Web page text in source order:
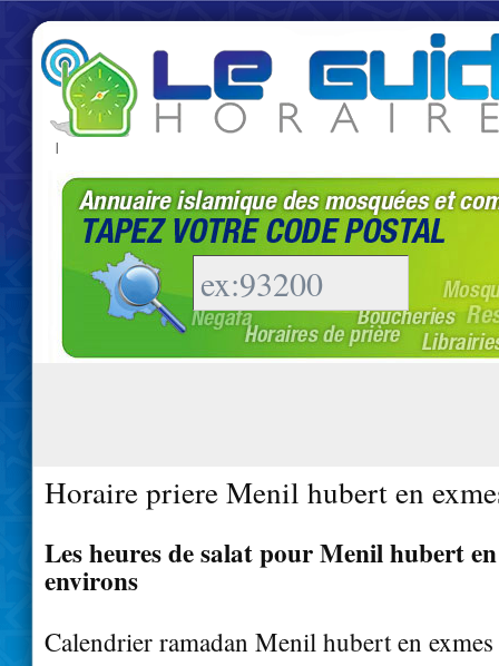
|
Horaire priere Menil hubert en
Les heures de salat pour Menil hubert en
environs
Calendrier ramadan Menil hubert en